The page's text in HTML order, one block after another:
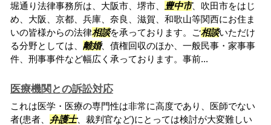
堀通り法律事務所は、大阪市、堺市、
豊中市、吹田市をはじ
め、大阪、京都、兵庫、奈良、滋賀、和歌山等関西にお住ま
いの皆様からの法律相談を承っております。ご相談いただけ
る分野としては、 離婚、債権回収のほか、一般民事・家事事
件、刑事事件など幅広く承っております。事前...
医療機関との訴訟対応
これは医学・医療の専門性は非常に高度であり、医師でない
者(患者、 弁護士、裁判官など)にとっては検討が大変難しい